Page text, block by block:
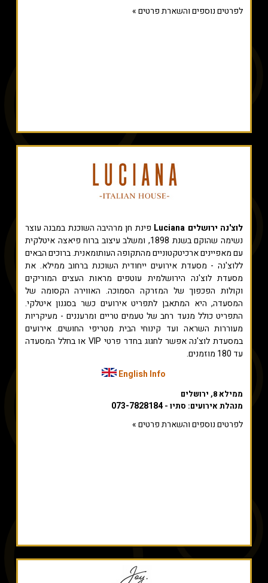
לפרטים נוספים והשארת פרטים »
לוצ'נה ירושלים Luciana
פינת חן מרהיבה השוכנת במבנה עוצר
נשימה שהוקם בשנת 1898, ומשלב עיצוב ברוח פיאצה איטלקית
עם מאפיינים ארכיטקטוניים מהתקופה העותומאנית. ברוכים הבאים
ללוצ'נה - מסעדת אירועים ייחודית השוכנת ברחוב ממילא. את
מסעדת לוצ'נה הירושלמית עוטפים מראות העצים המוריקים
וקולות הפכפוך של המזרקה הסמוכה. האווירה הקסומה של
המסעדה, היא המתאבן לתפריט אירועים כשר בסגנון איטלקי.
התפריט כולל מנעד רחב של טעמים טריים ומרעננים - מעיקריות
מעוררות השראה ועד קינוחי הבית מטריפי החושים. אירועים
במסעדת לוצ'נה אפשר לחגוג בחדר פרטי VIP או בחלל המסעדה
עד 180 מוזמנים.
English Info
ממילא 8, ירושלים
מנהלת אירועים: סתיו -073-7828184
לפרטים נוספים והשארת פרטים »